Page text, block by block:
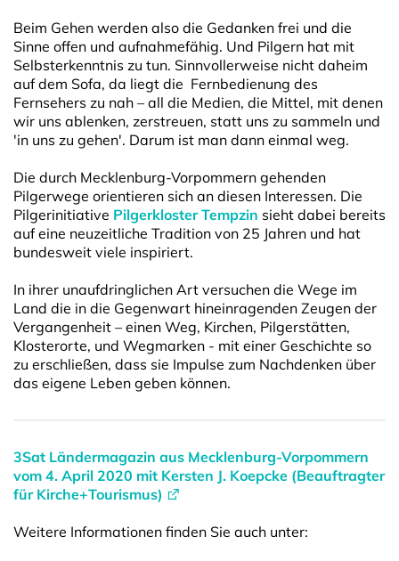
Beim Gehen werden also die Gedanken frei und die
Sinne offen und aufnahmefähig. Und Pilgern hat mit
Selbsterkenntnis zu tun. Sinnvollerweise nicht daheim
auf dem Sofa, da liegt die Fernbedienung des
Fernsehers zu nah – all die Medien, die Mittel, mit denen
wir uns ablenken, zerstreuen, statt uns zu sammeln und
'in uns zu gehen'. Darum ist man dann einmal weg.
Die durch Mecklenburg-Vorpommern gehenden
Pilgerwege orientieren sich an diesen Interessen. Die
Pilgerinitiative Pilgerkloster Tempzin sieht dabei bereits
auf eine neuzeitliche Tradition von 25 Jahren und hat
bundesweit viele inspiriert.
In ihrer unaufdringlichen Art versuchen die Wege im
Land die in die Gegenwart hineinragenden Zeugen der
Vergangenheit – einen Weg, Kirchen, Pilgerstätten,
Klosterorte, und Wegmarken - mit einer Geschichte so
zu erschließen, dass sie Impulse zum Nachdenken über
das eigene Leben geben können.
3Sat Ländermagazin aus Mecklenburg-Vorpommern
vom 4. April 2020 mit Kersten J. Koepcke (Beauftragter
für Kirche+Tourismus)
Weitere Informationen finden Sie auch unter: